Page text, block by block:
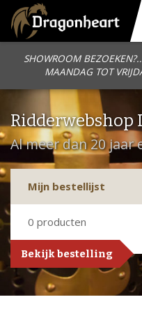
SHOWROOM
MAANDAG TOT
Ridderwebshop
Al meer dan 20 jaar
Mijn bestellijst
0 producten
Bekijk bestelling